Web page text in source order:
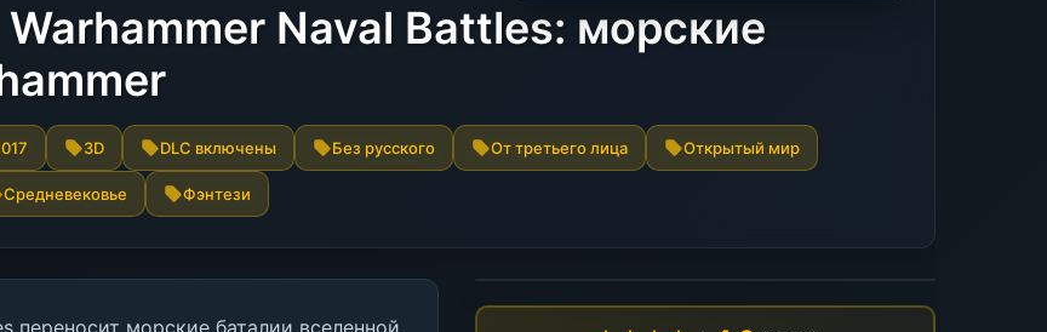
Naval Battles: морские
3D DLC включены Без русского От третьего лица Открытый мир
Средневековье Фэнтези
переносит морские баталии вселенной